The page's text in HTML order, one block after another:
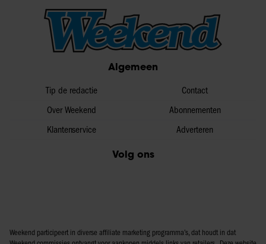
Algemeen
Tip de redactie
Over Weekend
Klantenservice
Contact
Abonnementen
Adverteren
Volg ons
Weekend participeert in diverse affiliate marketing programma’s, dat houdt in dat